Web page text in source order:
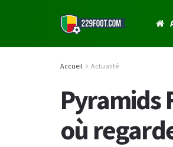
Accueil Actualité
Pyramids
où